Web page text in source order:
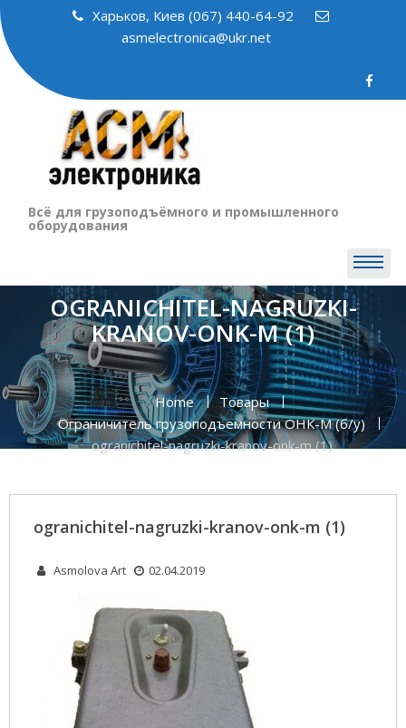
Skip
to
content
Харьков, Киев (067) 440-64-92
asmelectronica@ukr.net
Всё для грузоподъёмного и промышленного
оборудования
OGRANICHITEL-NAGRUZKI-
KRANOV-ONK-M (1)
Home
Товары
Ограничитель грузоподъемности ОНК-М (б/у)
ogranichitel-nagruzki-kranov-onk-m (1)
ogranichitel-nagruzki-kranov-onk-m (1)
Asmolova Art 02.04.2019